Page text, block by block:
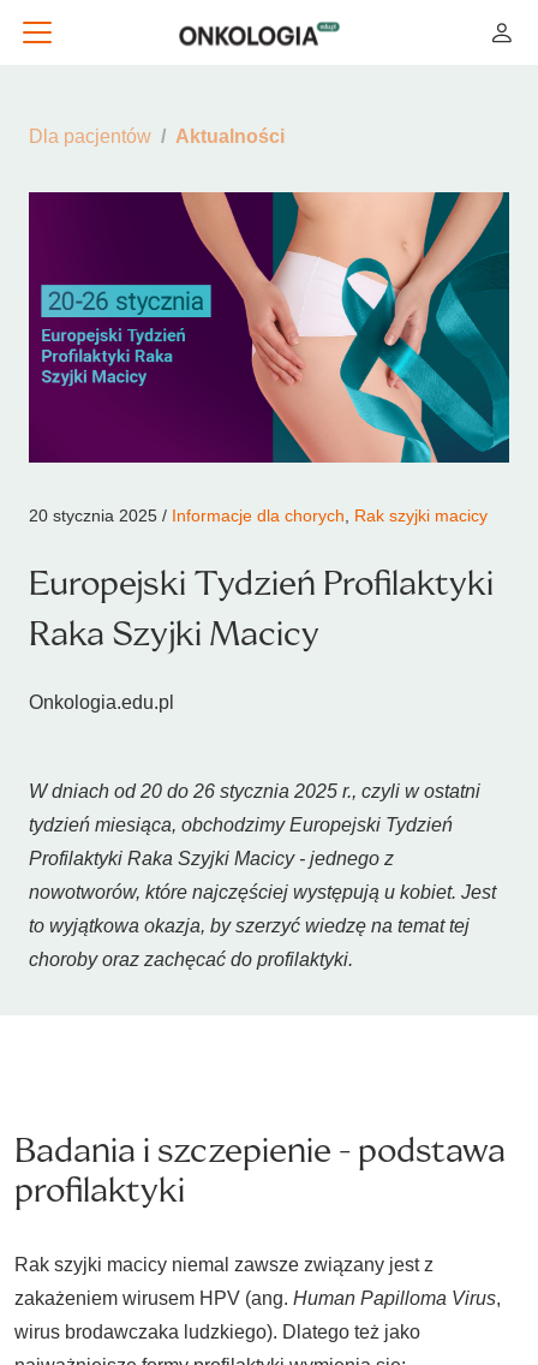
Dla pacjentów Aktualności
20 stycznia 2025 / Informacje dla chorych Rak szyjki macicy
Europejski Tydzień Profilaktyki
Raka Szyjki Macicy
Onkologia.edu.pl
W dniach od 20 do 26 stycznia 2025 r., czyli w ostatni
tydzień miesiąca, obchodzimy Europejski Tydzień
Profilaktyki Raka Szyjki Macicy - jednego z
nowotworów, które najczęściej występują u kobiet. Jest
to wyjątkowa okazja, by szerzyć wiedzę na temat tej
choroby oraz zachęcać do profilaktyki.
Badania i szczepienie - podstawa
profilaktyki
Rak szyjki macicy niemal zawsze związany jest z
zakażeniem wirusem HPV (ang. Human Papilloma Virus,
wirus brodawczaka ludzkiego). Dlatego też jako